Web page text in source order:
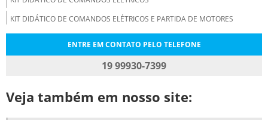
KIT DIDÁTICO DE COMANDOS ELÉTRICOS E PARTIDA DE MOTORES
KIT DIDÁTICO INVERSOR DE FREQUÊNCIA
KIT DIDÁTICO PARA ELETRICIDADE
ENTRE EM CONTATO PELO TELEFONE
19 99930-7399
Veja também em nosso site: